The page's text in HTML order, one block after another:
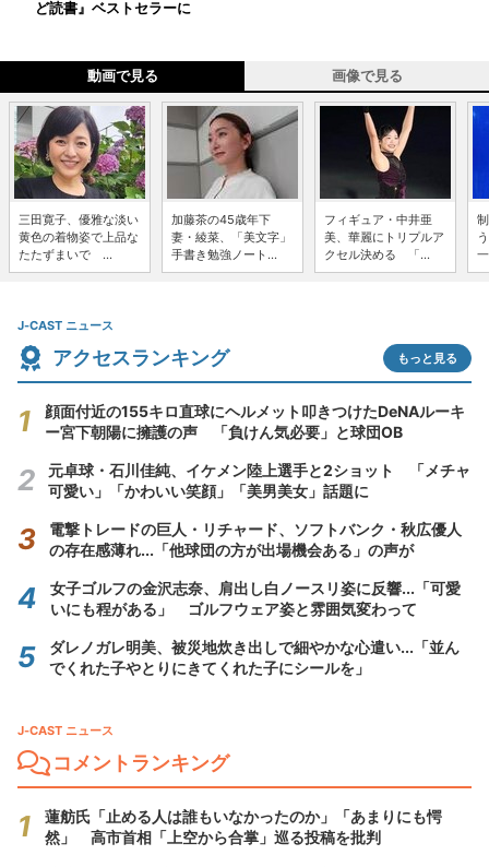
ど読書』ベストセラーに
動画で見る 画像で見る
三田寛子、優雅な淡い
黄色の着物姿で上品な
たたずまいで ...
加藤茶の45歳年下
妻・綾菜、「美文字」
手書き勉強ノート...
フィギュア・中井亜
美、華麗にトリプルア
クセル決める 「...
J-CAST ニュース
アクセスランキング もっと見る
顔面付近の155キロ直球にヘルメット叩きつけたDeNAルーキ
ー宮下朝陽に擁護の声 「負けん気必要」と球団OB
元卓球・石川佳純、イケメン陸上選手と2ショット 「メチャ
可愛い」「かわいい笑顔」「美男美女」話題に
電撃トレードの巨人・リチャード、ソフトバンク・秋広優人
の存在感薄れ...「他球団の方が出場機会ある」の声が
女子ゴルフの金沢志奈、肩出し白ノースリ姿に反響...「可愛
いにも程がある」 ゴルフウェア姿と雰囲気変わって
ダレノガレ明美、被災地炊き出しで細やかな心遣い...「並ん
でくれた子やとりにきてくれた子にシールを」
J-CAST ニュース
コメントランキング
蓮舫氏「止める人は誰もいなかったのか」「あまりにも愕
然」 高市首相「上空から合掌」巡る投稿を批判